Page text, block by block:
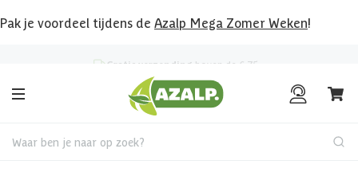
Pak je voordeel tijdens de Azalp Mega Zomer Weken!
Waar ben je naar op zoek?